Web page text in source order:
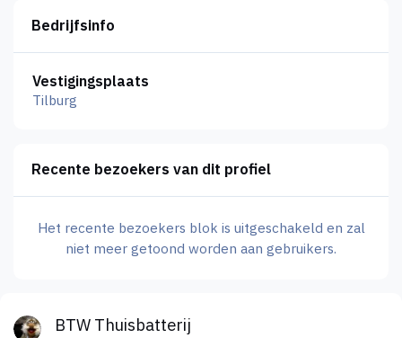
Bedrijfsinfo
Vestigingsplaats
Tilburg
Recente bezoekers van dit profiel
Het recente bezoekers blok is uitgeschakeld en zal
niet meer getoond worden aan gebruikers.
BTW Thuisbatterij